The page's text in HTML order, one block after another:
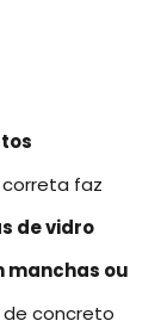
faz
de vidro
manchas ou
concreto